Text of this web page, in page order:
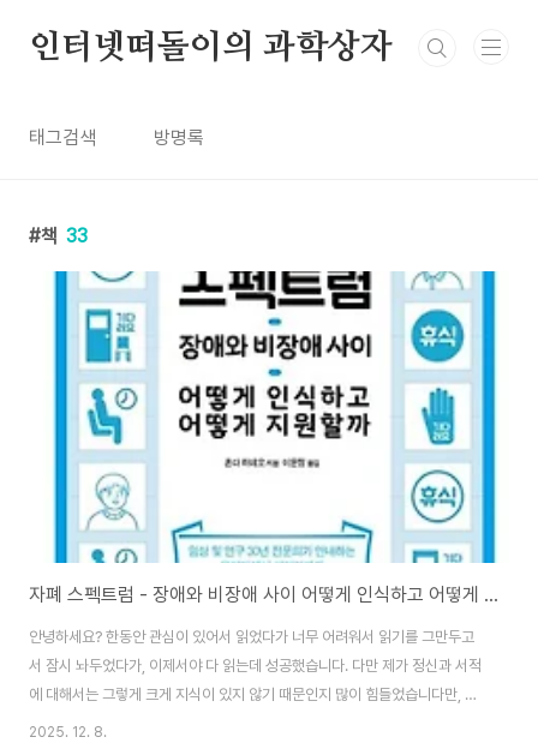
인터넷떠돌이의 과학상자
태그검색 방명록
책 33
자폐 스펙트럼 - 장애와 비장애 사이 어떻게 인식하고 어떻게 지원할까?
안녕하세요? 한동안 관심이 있어서 읽었다가 너무 어려워서 읽기를 그만두고
서 잠시 놔두었다가, 이제서야 다 읽는데 성공했습니다. 다만 제가 정신과 서적
에 대해서는 그렇게 크게 지식이 있지 않기 때문인지 많이 힘들었습니다만, 이
책을 통해서 하나만은 건질 수 있습니다. 전체 인구의 10% 정도로 추산되는 특
2025. 12. 8.